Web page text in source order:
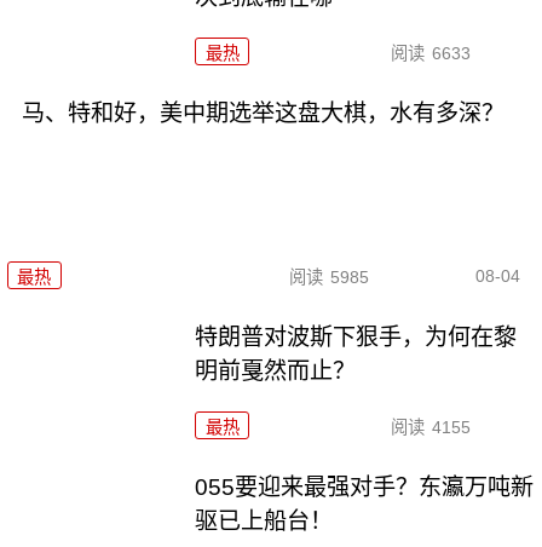
最热 阅读 6633
马、特和好，美中期选举这盘大棋，水有多深？
最热 阅读 5985 08-04
特朗普对波斯下狠手，为何在黎
明前戛然而止？
最热 阅读 4155
055要迎来最强对手？东瀛万吨新
驱已上船台！